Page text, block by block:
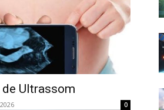
Ultrassom
0